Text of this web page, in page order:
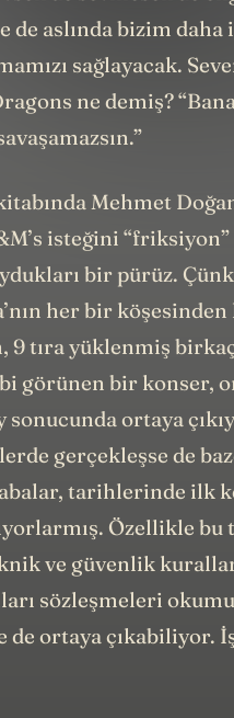
aslında bizim daha
sağlayacak.
ne demiş?
Mehmet
isteğini
bir pürüz.
her bir
9 tıra yüklenmiş
görünen bir konser,
ortaya
gerçekleşse de
tarihlerinde ilk
Özellikle
ve güvenlik
sözleşmeleri
de ortaya çıkabiliyor.